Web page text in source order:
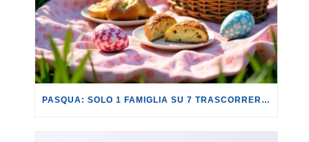
PASQUA: SOLO 1 FAMIGLIA SU 7 TRASCORRERÀ QUESTA FESTIVITÀ LONTANO DA CASA.